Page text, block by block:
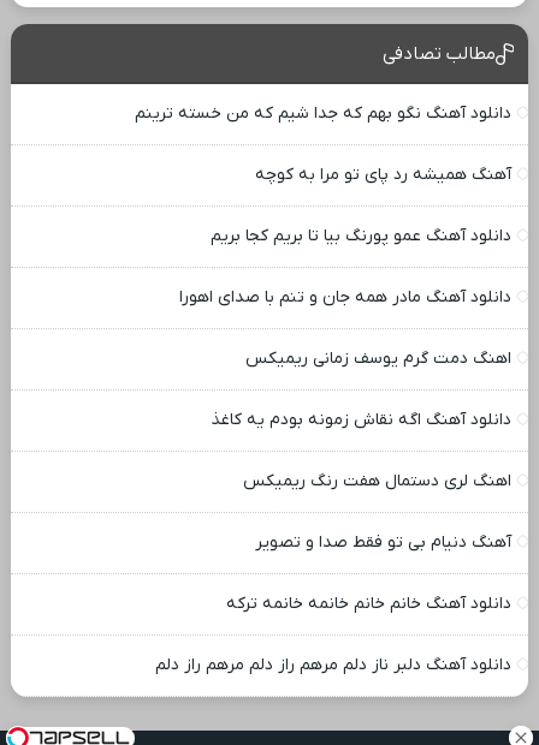
مطالب تصادفی
دانلود آهنگ نگو بهم که جدا شیم که من خسته ترینم
آهنگ همیشه رد پای تو مرا به کوچه
دانلود آهنگ عمو پورنگ بیا تا بریم کجا بریم
دانلود آهنگ مادر همه جان و تنم با صدای اهورا
اهنگ دمت گرم یوسف زمانی ریمیکس
دانلود آهنگ اگه نقاش زمونه بودم یه کاغذ
اهنگ لری دستمال هفت رنگ ریمیکس
آهنگ دنیام بی تو فقط صدا و تصویر
دانلود آهنگ خانم خانم خانمه خانمه ترکه
دانلود آهنگ دلبر ناز دلم مرهم راز دلم مرهم راز دلم